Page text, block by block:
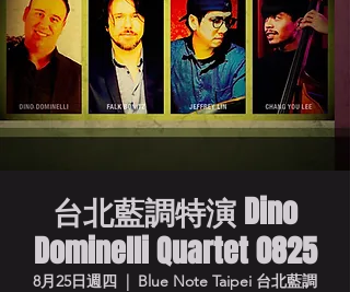
台北藍調特演 Dino
Dominelli Quartet 0825
8月25日週四
  |
Blue Note Taipei 台北藍調